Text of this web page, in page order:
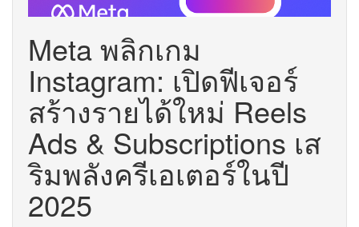
Meta พลิกเกม
Instagram: เปิดฟีเจอร์
สร้างรายได้ใหม่ Reels
Ads & Subscriptions เส
ริมพลังครีเอเตอร์ในปี
2025